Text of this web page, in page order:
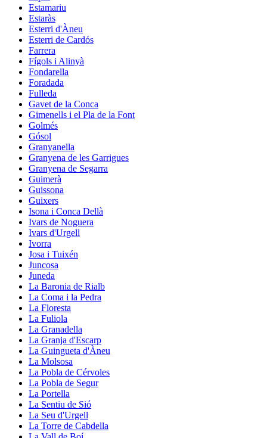
Estamariu
Estaràs
Esterri d'Àneu
Esterri de Cardós
Farrera
Fígols i Alinyà
Fondarella
Foradada
Fulleda
Gavet de la Conca
Gimenells i el Pla de la Font
Golmés
Gósol
Granyanella
Granyena de les Garrigues
Granyena de Segarra
Guimerà
Guissona
Guixers
Isona i Conca Dellà
Ivars de Noguera
Ivars d'Urgell
Ivorra
Josa i Tuixén
Juncosa
Juneda
La Baronia de Rialb
La Coma i la Pedra
La Floresta
La Fuliola
La Granadella
La Granja d'Escarp
La Guingueta d'Àneu
La Molsosa
La Pobla de Cérvoles
La Pobla de Segur
La Portella
La Sentiu de Sió
La Seu d'Urgell
La Torre de Cabdella